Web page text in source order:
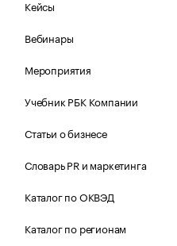
Кейсы
Вебинары
Мероприятия
Учебник РБК Компании
Статьи о бизнесе
Словарь PR и маркетинга
Каталог по ОКВЭД
Каталог по регионам